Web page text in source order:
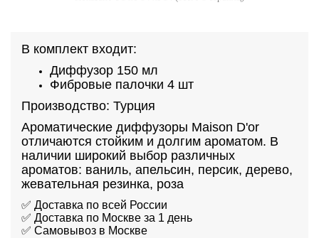
В комплект входит:
Диффузор 150 мл
Фибровые палочки 4 шт
Производство: Турция
Ароматические диффузоры Maison D'or
отличаются стойким и долгим ароматом. В
наличии широкий выбор различных
ароматов: ваниль, апельсин, персик, дерево,
жевательная резинка, роза
✅ Доставка по всей России
✅ Доставка по Москве за 1 день
✅ Самовывоз в Москве